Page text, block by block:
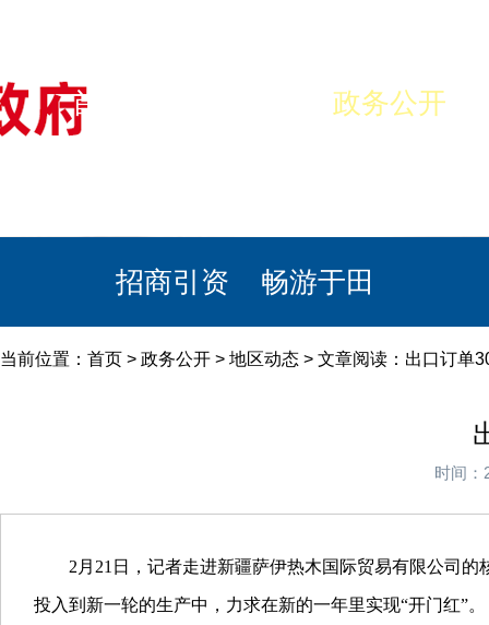
首页 政务公开
招商引资 畅游于田
当前位置： 首页 > 政务公开 > 地区动态 > 文章阅读：出口订单
时间：
2月21日，记者走进新疆萨伊热木国际贸易有限公司的
投入到新一轮的生产中，力求在新的一年里实现“开门红”。